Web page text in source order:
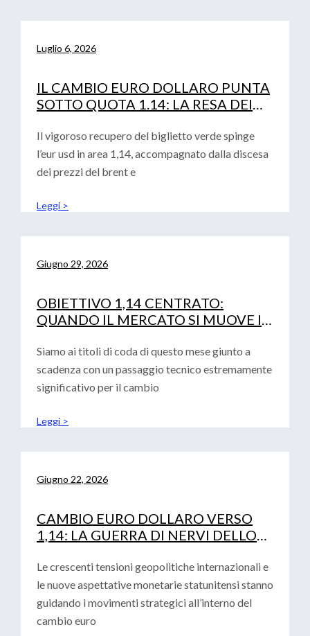
Luglio 6, 2026
IL CAMBIO EURO DOLLARO PUNTA
SOTTO QUOTA 1.14: LA RESA DEI
CURVA IRS
Il vigoroso recupero del biglietto verde spinge
l’eur usd in area 1,14, accompagnato dalla discesa
dei prezzi del brent e
Leggi >
Giugno 29, 2026
OBIETTIVO 1,14 CENTRATO:
QUANDO IL MERCATO SI MUOVE IN
Siamo ai titoli di coda di questo mese giunto a
scadenza con un passaggio tecnico estremamente
significativo per il cambio
Leggi >
Giugno 22, 2026
CAMBIO EURO DOLLARO VERSO
1,14: LA GUERRA DI NERVI DELLO
Le crescenti tensioni geopolitiche internazionali e
le nuove aspettative monetarie statunitensi stanno
guidando i movimenti strategici all’interno del
cambio euro